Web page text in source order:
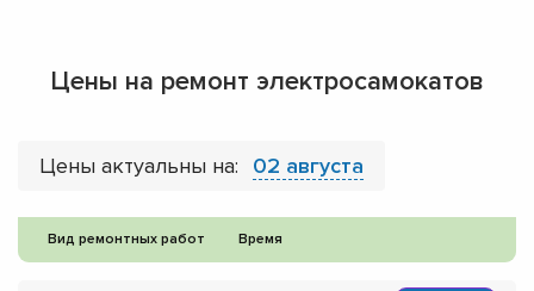
Цены на ремонт электросамокатов
Цены актуальны на: 02 августа
Вид ремонтных работ Время